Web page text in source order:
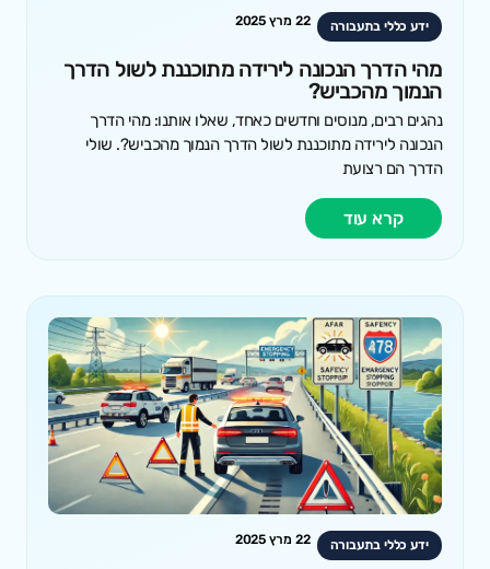
ידע כללי בתעבורה 22 מרץ 2025
מהי הדרך הנכונה לירידה מתוכננת לשול הדרך
הנמוך מהכביש?
נהגים רבים, מנוסים וחדשים כאחד, שאלו אותנו: מהי הדרך
הנכונה לירידה מתוכננת לשול הדרך הנמוך מהכביש?. שולי
הדרך הם רצועת
קרא עוד
ידע כללי בתעבורה 22 מרץ 2025